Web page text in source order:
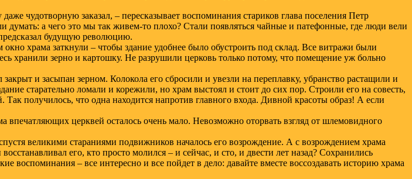
чудотворную заказал, – пересказывает воспоминания стариков глава поселения Петр
а чего это мы так живем-то плохо? Стали появляться чайные и патефонные, где люди вели
будущую революцию.
храма заткнули – чтобы здание удобнее было обустроить под склад. Все витражи были
хранили зерно и картошку. Не разрушили церковь только потому, что помещение уж больно
и засыпан зерном. Колокола его сбросили и увезли на переплавку, убранство растащили и
старательно ломали и корежили, но храм выстоял и стоит до сих пор. Строили его на совесть,
получилось, что одна находится напротив главного входа. Дивной красоты образ! А если
церквей осталось очень мало. Невозможно оторвать взгляд от шлемовидного
великими стараниями подвижников началось его возрождение. А с возрождением храма
его, кто просто молился – и сейчас, и сто, и двести лет назад? Сохранились
– все интересно и все пойдет в дело: давайте вместе воссоздавать историю храма